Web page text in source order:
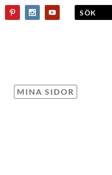
MINA SIDOR